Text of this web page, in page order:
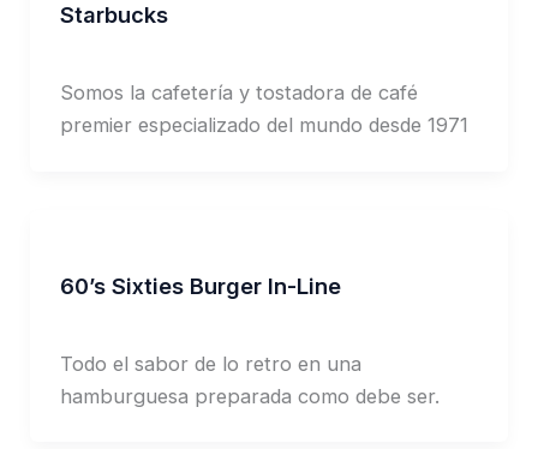
Starbucks
Somos la cafetería y tostadora de café
premier especializado del mundo desde 1971
60’s Sixties Burger In-Line
Todo el sabor de lo retro en una
hamburguesa preparada como debe ser.